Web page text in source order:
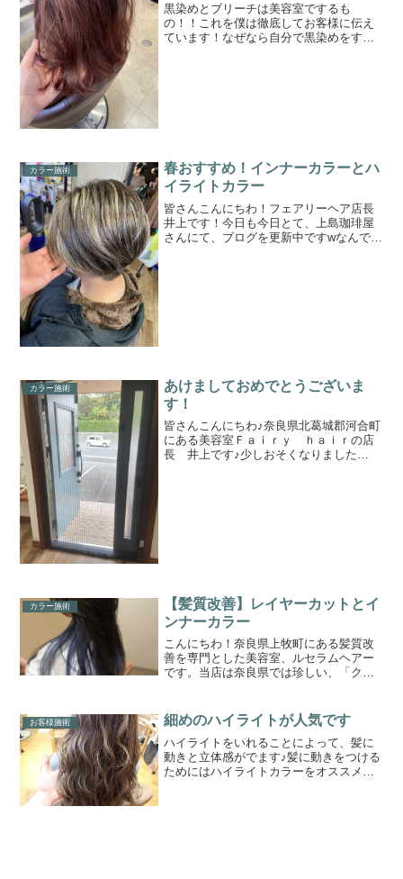
黒染めとブリーチは美容室でするも
の！！これを僕は徹底してお客様に伝え
ています！なぜなら自分で黒染めをする
カラー施術
春おすすめ！インナーカラーとハ
イライトカラー
皆さんこんにちわ！フェアリーヘア店長
井上です！今日も今日とて、上島珈琲屋
さんにて、ブログを更新中ですwなんでか
カラー施術
あけましておめでとうございま
す！
皆さんこんにちわ♪奈良県北葛城郡河合町
にある美容室Ｆａｉｒｙ ｈａｉｒの店
長 井上です♪少しおそくなりました
カラー施術
【髪質改善】レイヤーカットとイ
ンナーカラー
こんにちわ！奈良県上牧町にある髪質改
善を専門とした美容室、ルセラムヘアー
です。当店は奈良県では珍しい、「クセ
でもお役立ちできれば嬉しく思います。
ひとりひとりに合わせた、...
お客様施術 細めのハイライトが人気です
ハイライトをいれることによって、髪に
動きと立体感がでます♪髪に動きをつける
ためにはハイライトカラーをオススメし